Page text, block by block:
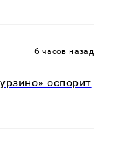
6 часов назад
оспорит